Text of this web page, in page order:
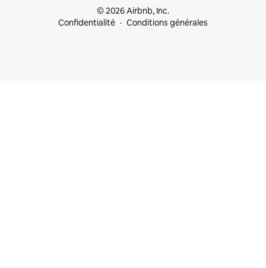
© 2026 Airbnb, Inc.
Confidentialité
Conditions générales